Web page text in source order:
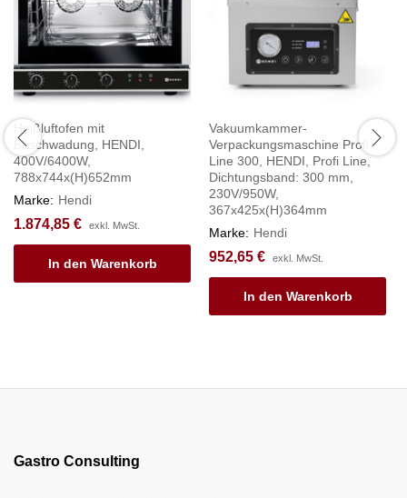
Heißluftofen mit
Beschwadung, HENDI,
400V/6400W,
788x744x(H)652mm
Marke: Hendi
1.874,85 € exkl. MwSt.
In den Warenkorb
Vakuumkammer-
Verpackungsmaschine Profi
Line 300, HENDI, Profi Line,
Dichtungsband: 300 mm,
230V/950W,
367x425x(H)364mm
Marke: Hendi
952,65 € exkl. MwSt.
In den Warenkorb
Gastro Consulting